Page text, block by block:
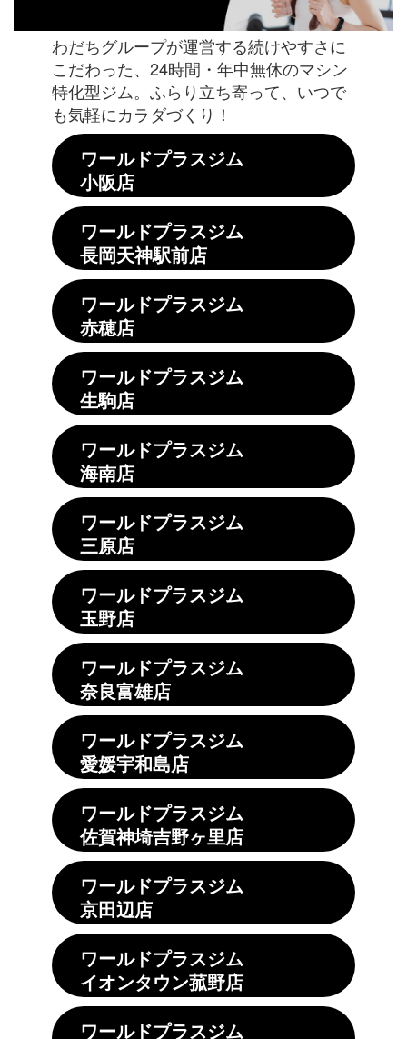
わだちグループが運営する続けやすさに
こだわった、24時間・年中無休のマシン
特化型ジム。ふらり立ち寄って、いつで
も気軽にカラダづくり！
ワールドプラスジム
小阪店
ワールドプラスジム
長岡天神駅前店
ワールドプラスジム
赤穂店
ワールドプラスジム
生駒店
ワールドプラスジム
海南店
ワールドプラスジム
三原店
ワールドプラスジム
玉野店
ワールドプラスジム
奈良富雄店
ワールドプラスジム
愛媛宇和島店
ワールドプラスジム
佐賀神埼吉野ヶ里店
ワールドプラスジム
京田辺店
ワールドプラスジム
イオンタウン菰野店
ワールドプラスジム